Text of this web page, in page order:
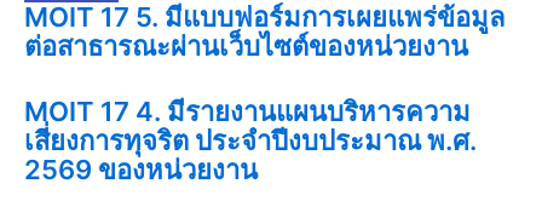
MOIT 17 5. มีแบบฟอร์มการเผยแพร่ข้อมูล
ต่อสาธารณะผ่านเว็บไซต์ของหน่วยงาน
MOIT 17 4. มีรายงานแผนบริหารความ
เสี่ยงการทุจริต ประจำปีงบประมาณ พ.ศ.
2569 ของหน่วยงาน